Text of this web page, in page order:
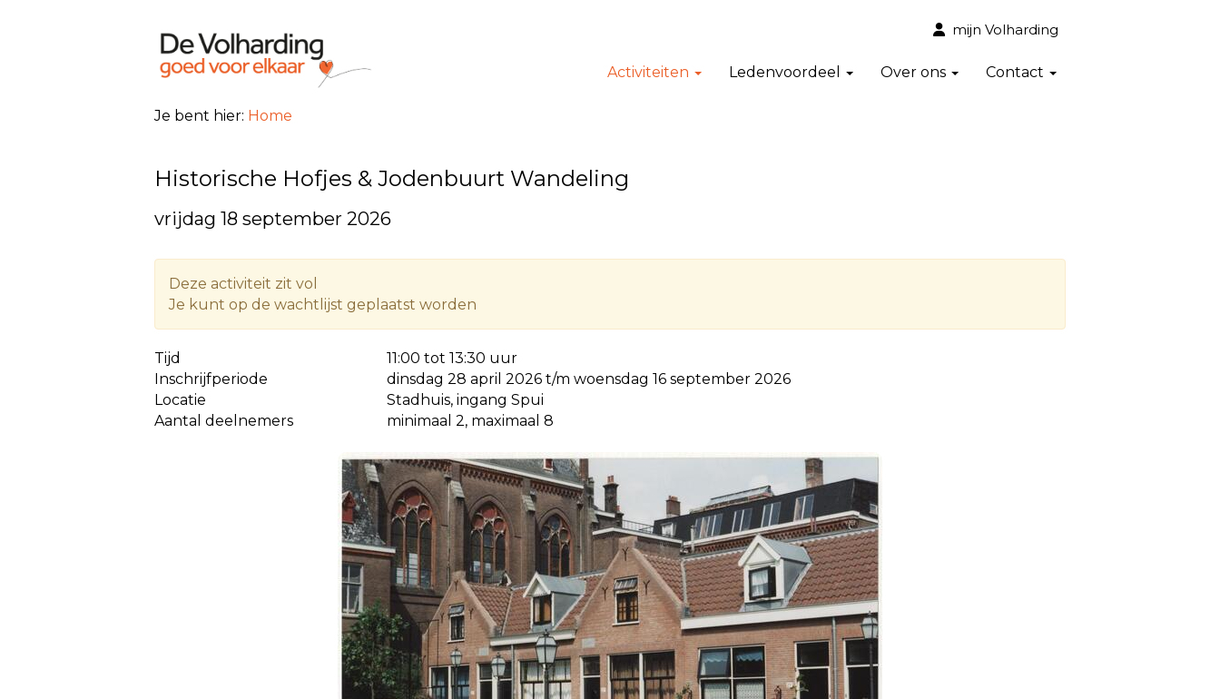
mijn Volharding
Activiteiten Ledenvoordeel Over ons Contact
Je bent hier: Home
Historische Hofjes & Jodenbuurt Wandeling
vrijdag 18 september 2026
Deze activiteit zit vol
Je kunt op de wachtlijst geplaatst worden
Tijd
11:00 tot 13:30 uur
Inschrijfperiode
dinsdag 28 april 2026 t/m woensdag 16 september 2026
Locatie
Stadhuis, ingang Spui
Aantal deelnemers
minimaal 2, maximaal 8